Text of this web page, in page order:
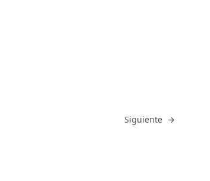
Ir a
Siguiente →